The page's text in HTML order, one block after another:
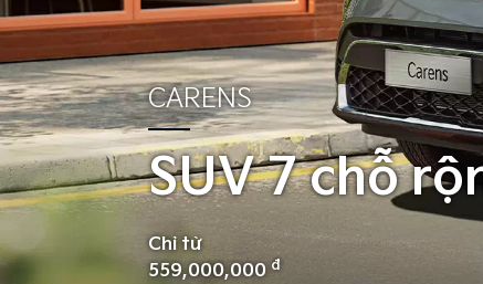
CARENS
SUV 7 chỗ
Chỉ từ
559,000,000đ